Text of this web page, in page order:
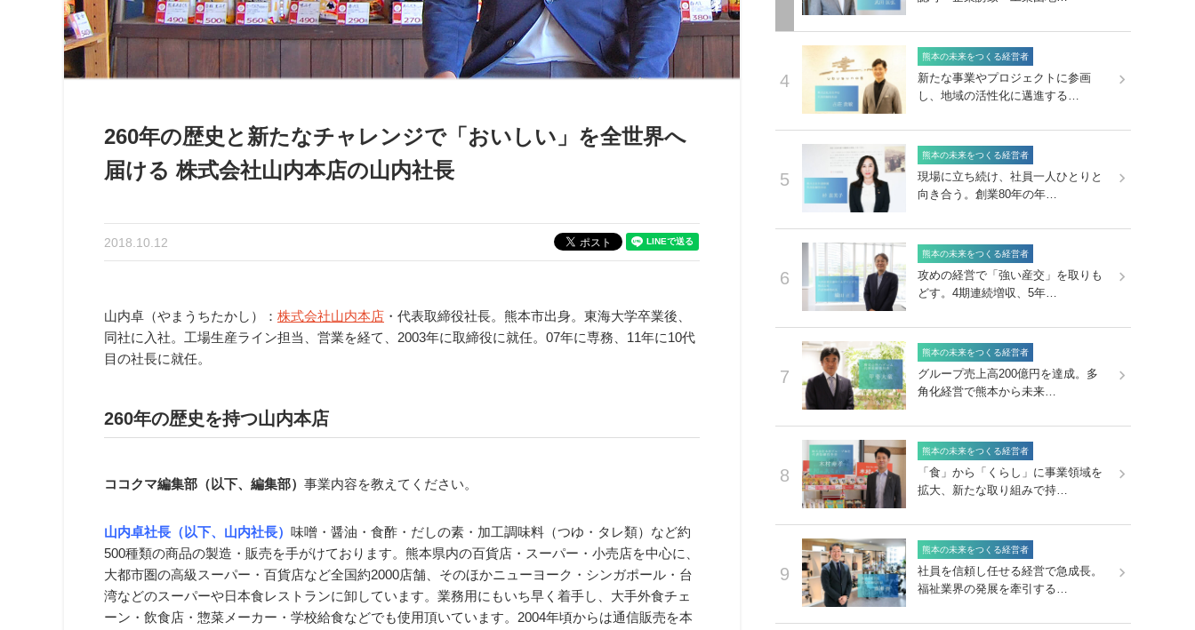
260年の歴史と新たなチャレンジで「おいしい」を全世界へ
届ける 株式会社山内本店の山内社長
2018.10.12
山内卓（やまうちたかし）： 株式会社山内本店 ・代表取締役社長。熊本市出身。東海大学卒業後、
同社に入社。工場生産ライン担当、営業を経て、2003年に取締役に就任。07年に専務、11年に10代
目の社長に就任。
260年の歴史を持つ山内本店
ココクマ編集部（以下、編集部） 事業内容を教えてください。
山内卓社長（以下、山内社長） 味噌・醤油・食酢・だしの素・加工調味料（つゆ・タレ類）など約
500種類の商品の製造・販売を手がけております。熊本県内の百貨店・スーパー・小売店を中心に、
大都市圏の高級スーパー・百貨店など全国約2000店舗、そのほかニューヨーク・シンガポール・台
湾などのスーパーや日本食レストランに卸しています。業務用にもいち早く着手し、大手外食チェ
ーン・飲食店・惣菜メーカー・学校給食などでも使用頂いています。2004年頃からは通信販売を本
4
熊本の未来をつくる経営者
新たな事業やプロジェクトに参画
し、地域の活性化に邁進する…
5
熊本の未来をつくる経営者
現場に立ち続け、社員一人ひとりと
向き合う。創業80年の年…
6
熊本の未来をつくる経営者
攻めの経営で「強い産交」を取りも
どす。4期連続増収、5年…
7
熊本の未来をつくる経営者
グループ売上高200億円を達成。多
角化経営で熊本から未来…
8
熊本の未来をつくる経営者
「食」から「くらし」に事業領域を
拡大、新たな取り組みで持…
9
熊本の未来をつくる経営者
社員を信頼し任せる経営で急成長。
福祉業界の発展を牽引する…